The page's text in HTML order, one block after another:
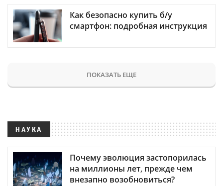
Как безопасно купить б/у
смартфон: подробная инструкция
ПОКАЗАТЬ ЕЩЕ
НАУКА
Почему эволюция застопорилась
на миллионы лет, прежде чем
внезапно возобновиться?